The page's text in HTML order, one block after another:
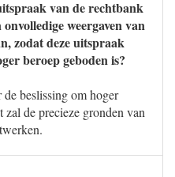
van de rechtbank
weergaven van
zodat deze uitspraak
beroep geboden is?
beslissing om hoger
de precieze gronden van